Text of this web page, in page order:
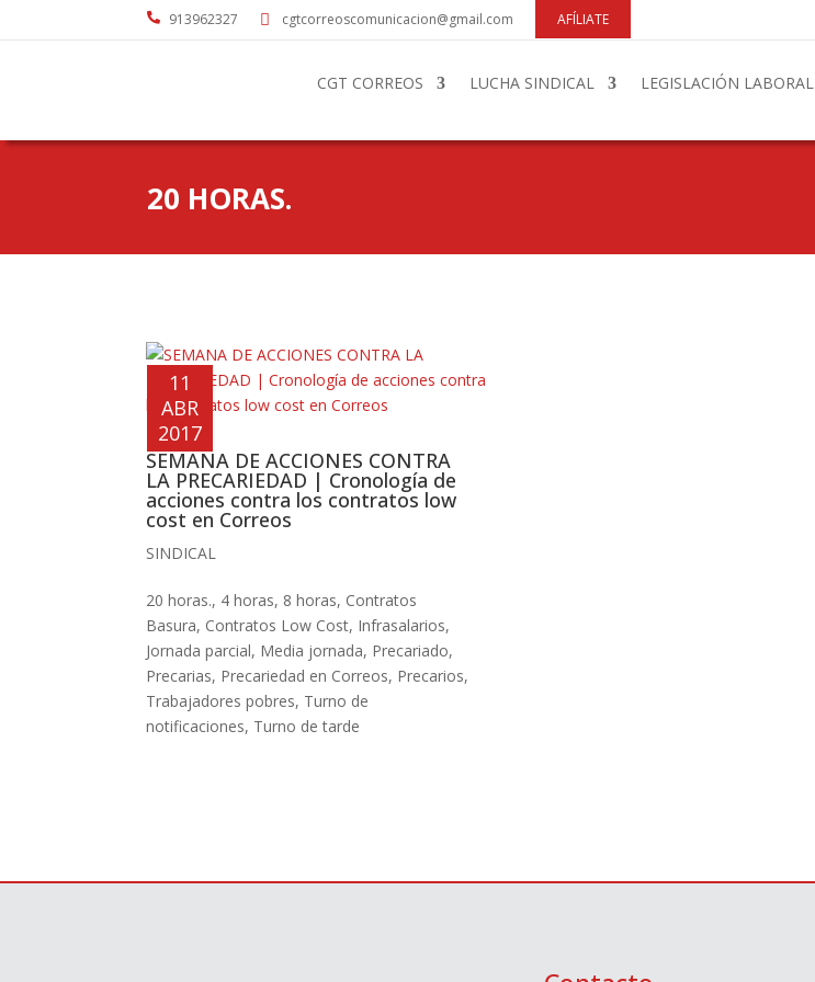
 913962327  cgtcorreoscomunicacion@gmail.com AFÍLIATE
CGT CORREOS LUCHA SINDICAL LEGISLACIÓN LABORAL
20 HORAS.
SEMANA DE ACCIONES CONTRA
LA PRECARIEDAD | Cronología de
acciones contra los contratos low
cost en Correos
11
ABR
2017
SINDICAL
20 horas., 4 horas, 8 horas, Contratos
Basura, Contratos Low Cost, Infrasalarios,
Jornada parcial, Media jornada, Precariado,
Precarias, Precariedad en Correos, Precarios,
Trabajadores pobres, Turno de
notificaciones, Turno de tarde